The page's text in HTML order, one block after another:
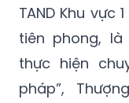
TAND Khu vực
tiên phong,
thực hiện
pháp”,